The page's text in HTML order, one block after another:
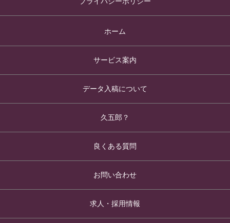
ホーム
サービス案内
データ入稿について
久五郎？
良くある質問
お問い合わせ
求人・採用情報